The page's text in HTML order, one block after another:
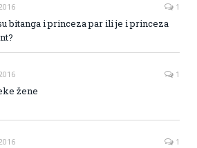
1
bitanga i princeza par ili je i princeza
1
žene
1